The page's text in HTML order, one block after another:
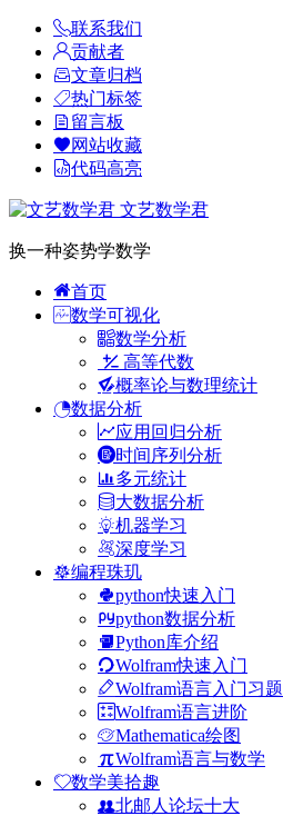
联系我们
贡献者
文章归档
热门标签
留言板
网站收藏
代码高亮
文艺数学君
换一种姿势学数学
首页
数学可视化
数学分析
高等代数
概率论与数理统计
数据分析
应用回归分析
时间序列分析
多元统计
大数据分析
机器学习
深度学习
编程珠玑
python快速入门
python数据分析
Python库介绍
Wolfram快速入门
Wolfram语言入门习题
Wolfram语言进阶
Mathematica绘图
Wolfram语言与数学
数学美拾趣
北邮人论坛十大